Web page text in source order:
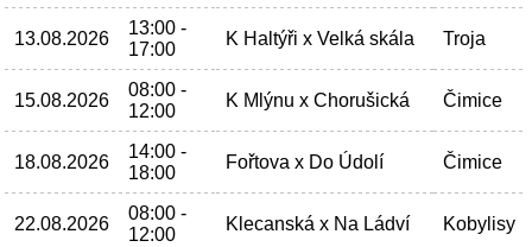
13.08.2026
13:00 -
17:00
K Haltýři x Velká skála Troja
15.08.2026
08:00 -
12:00
K Mlýnu x Chorušická Čimice
18.08.2026
14:00 -
18:00
Fořtova x Do Údolí Čimice
22.08.2026
08:00 -
12:00
Klecanská x Na Ládví Kobylisy